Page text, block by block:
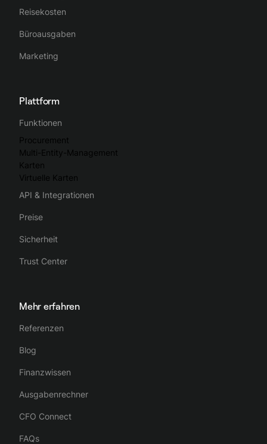
Reisekosten
Büroausgaben
Marketing
Plattform
Funktionen
Procurement
Multi-Entity-Management
Karten
Virtuelle Karten
API & Integrationen
Preise
Sicherheit
Trust Center
Mehr erfahren
Referenzen
Blog
Finanzwissen
Ausgabenrechner
CFO Connect
FAQs